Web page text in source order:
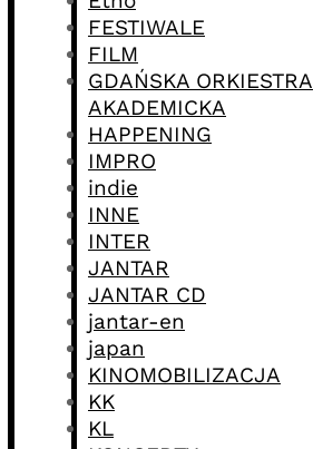
FESTIWALE
FILM
GDAŃSKA ORKIESTRA
AKADEMICKA
HAPPENING
IMPRO
indie
INNE
INTER
JANTAR
JANTAR CD
jantar-en
japan
KINOMOBILIZACJA
KK
KL